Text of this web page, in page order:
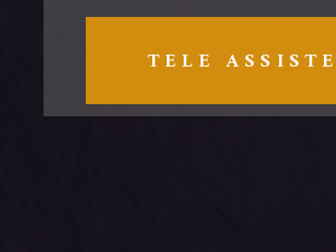
TELE